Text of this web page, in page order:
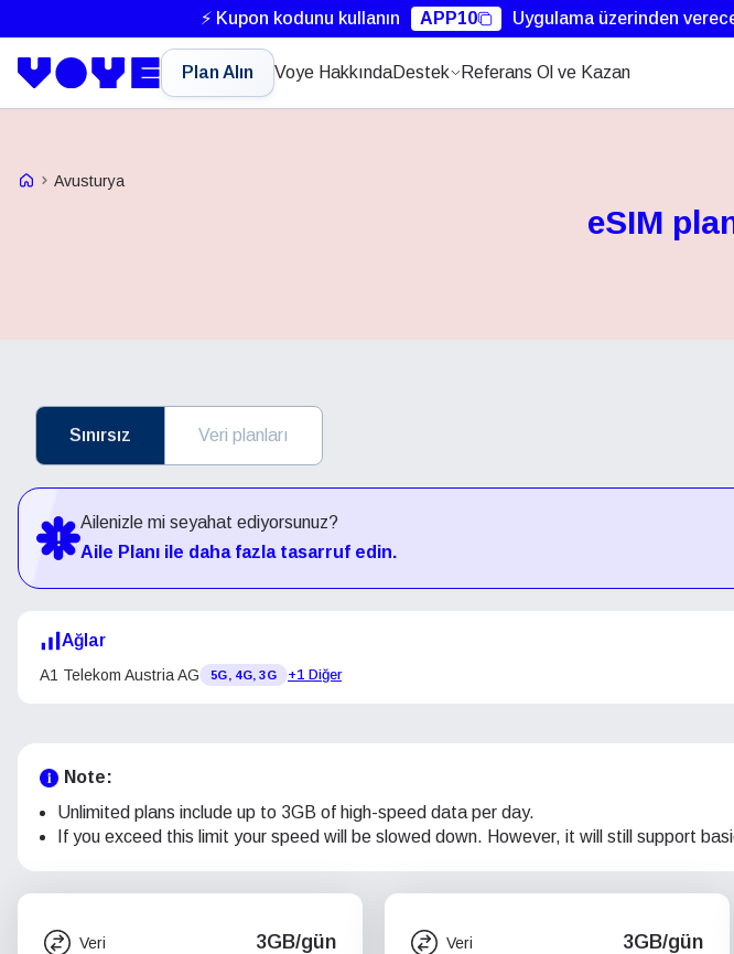
⚡ Kupon kodunu kullanın APP10 Uygulama üzerinden
Plan Alın Voye HakkındaDestek Referans Ol ve Kazan
Voye Homepage
Avusturya
eSIM
Sınırsız Veri planları
Ailenizle mi seyahat ediyorsunuz?
Aile Planı ile daha fazla tasarruf edin.
Ağlar
A1 Telekom Austria AG 5G, 4G, 3G +1 Diğer
Note:
Unlimited plans include up to 3GB of high-speed data per day.
If you exceed this limit your speed will be slowed down. However, it will still support
Veri 3GB/gün Veri 3GB/gün